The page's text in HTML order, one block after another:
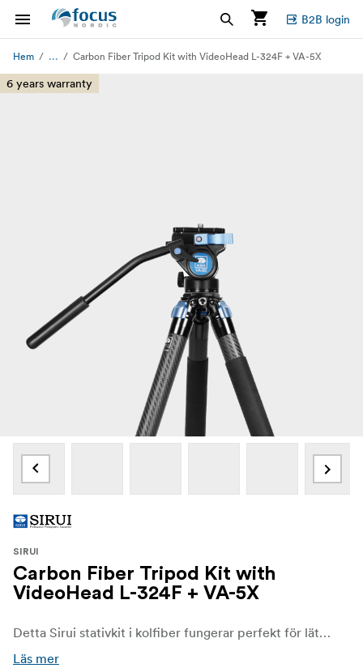
B2B login
Hem ... Carbon Fiber Tripod Kit with VideoHead L-324F + VA-5X
6 years warranty
SIRUI
Carbon Fiber Tripod Kit with
VideoHead L-324F + VA-5X
Detta Sirui stativkit i kolfiber fungerar perfekt för lätta videokameror och tubkikare.
Läs mer